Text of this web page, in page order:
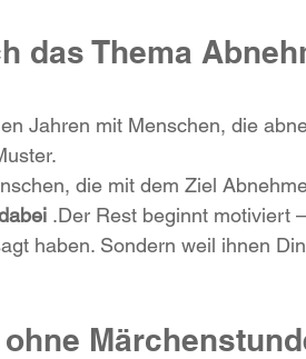
das Thema
Jahren mit Menschen, die
die mit dem Ziel
.Der Rest beginnt motiviert
haben. Sondern weil ihnen